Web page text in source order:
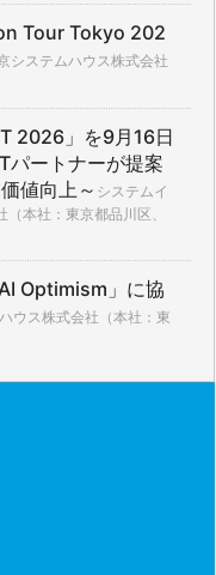
Tour Tokyo 202
システムハウス株式会社
2026」を9月16日
パートナーが提案
値向上～ システムイ
本社：東京都品川区、
Optimism」に協
ウス株式会社（本社：東